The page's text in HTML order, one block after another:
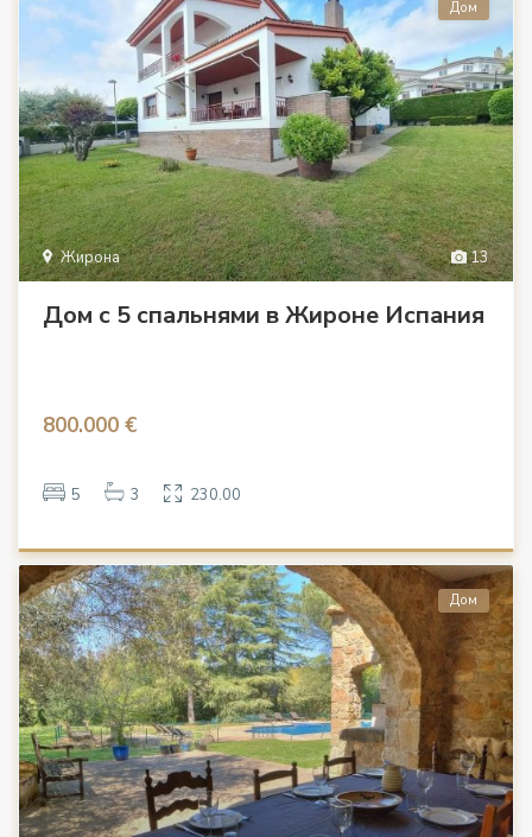
13
Жирона
Дом
Дом с 5 спальнями в Жироне Испания
800.000 €
5 3 230.00
Дом